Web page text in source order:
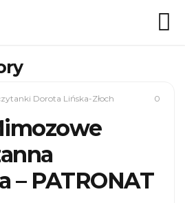
Dorota Lińska-Złoch 0
– PATRONAT